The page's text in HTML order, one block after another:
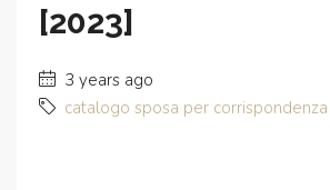
[2023]
3 years ago
catalogo sposa per corrispondenza